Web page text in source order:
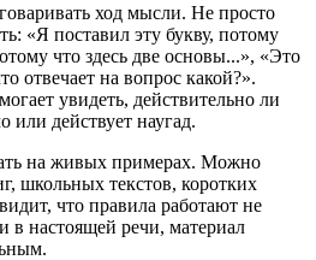
ход мысли. Не просто
«Я поставил эту букву, потому
что здесь две основы...», «Это
отвечает на вопрос какой?».
увидеть, действительно ли
или действует наугад.
на живых примерах. Можно
школьных текстов, коротких
что правила работают не
в настоящей речи, материал